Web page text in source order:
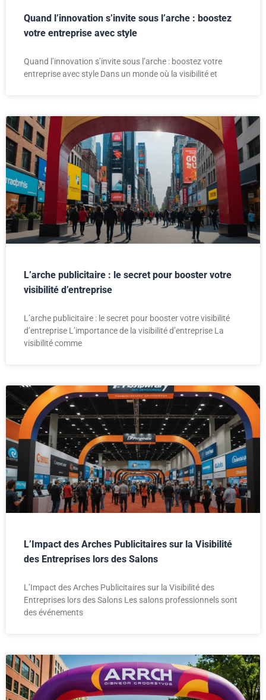
Quand l’innovation s’invite sous l’arche : boostez
votre entreprise avec style
Quand l’innovation s’invite sous l’arche : boostez votre
entreprise avec style Dans un monde où la visibilité et
L’arche publicitaire : le secret pour booster votre
visibilité d’entreprise
L’arche publicitaire : le secret pour booster votre visibilité
d’entreprise L’importance de la visibilité d’entreprise La
visibilité comme
L’Impact des Arches Publicitaires sur la Visibilité
des Entreprises lors des Salons
L’Impact des Arches Publicitaires sur la Visibilité des
Entreprises lors des Salons Les salons professionnels sont
des événements